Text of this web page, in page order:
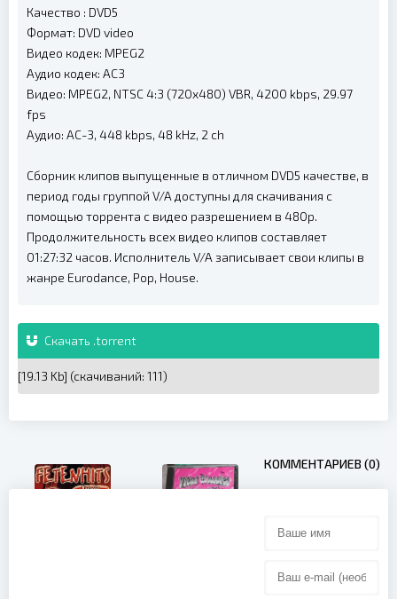
Качество : DVD5
Формат: DVD video
Видео кодек: MPEG2
Аудио кодек: AC3
Видео: MPEG2, NTSC 4:3 (720x480) VBR, 4200 kbps, 29.97
fps
Аудио: AC-3, 448 kbps, 48 kHz, 2 ch
Сборник клипов выпущенные в отличном DVD5 качестве, в
период годы группой V/A доступны для скачивания с
помощью торрента с видео разрешением в 480p.
Продолжительность всех видео клипов составляет
01:27:32 часов. Исполнитель V/A записывает свои клипы в
жанре Eurodance, Pop, House.
Скачать .torrent
[19.13 Kb] (cкачиваний: 111)
КОММЕНТАРИЕВ (0)